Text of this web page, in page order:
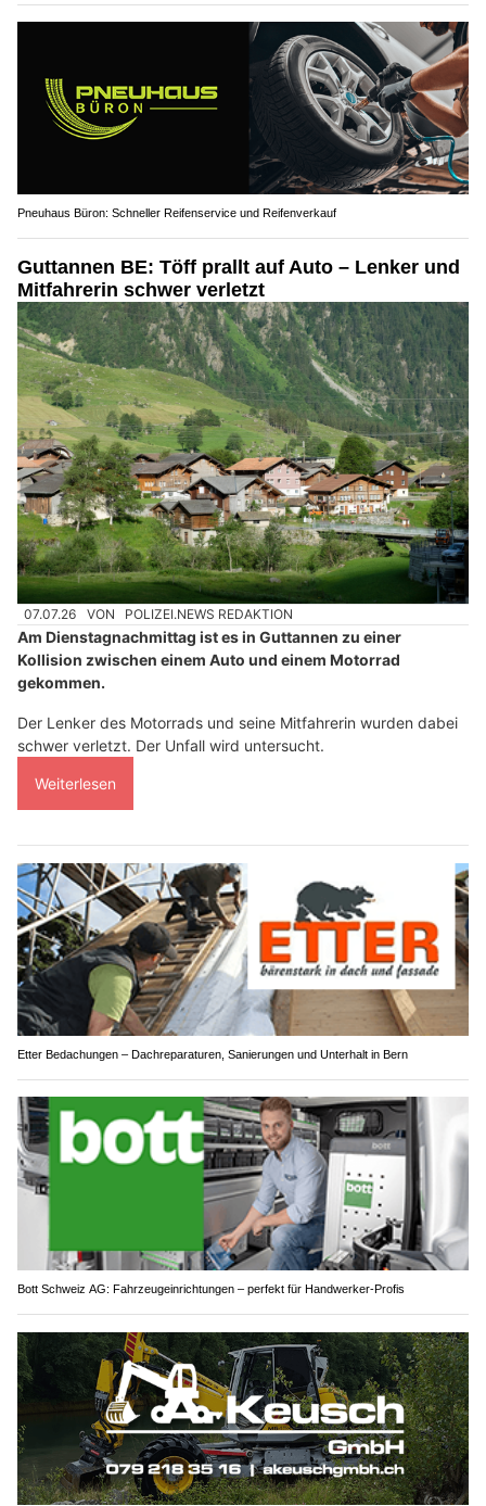
Pneuhaus Büron: Schneller Reifenservice und Reifenverkauf
Guttannen BE: Töff prallt auf Auto – Lenker und
Mitfahrerin schwer verletzt
07.07.26 VON POLIZEI.NEWS REDAKTION
Am Dienstagnachmittag ist es in Guttannen zu einer
Kollision zwischen einem Auto und einem Motorrad
gekommen.
Der Lenker des Motorrads und seine Mitfahrerin wurden dabei
schwer verletzt. Der Unfall wird untersucht.
Weiterlesen
Etter Bedachungen – Dachreparaturen, Sanierungen und Unterhalt in Bern
Bott Schweiz AG: Fahrzeugeinrichtungen – perfekt für Handwerker-Profis